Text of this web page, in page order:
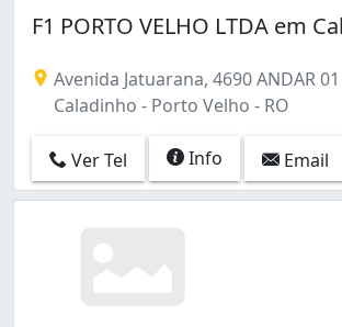
F1 PORTO VELHO LTDA em
Avenida Jatuarana, 4690 ANDAR 01
Caladinho - Porto Velho - RO
Ver Tel Info Email